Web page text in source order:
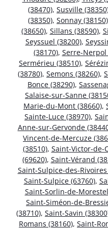
(38470), Susville
(38350), Sonnay (38150)
(38650), Sillans (38590),
Seyssuel (38200),
(38170), Serre-Nerpol
Sermérieu (38510),
(38780), Semons (38260),
Bonce (38290),
Salaise-sur-Sanne
Marie-du-Mont (38660),
Sainte-Luce (38970),
Anne-sur-Gervonde
Vincent-de-Mercuze
(38510), Saint-Victor-de-
(69620), Saint-Vérand
Saint-Sulpice-des-Rivoires
Saint-Sulpice (63760),
Saint-Sorlin-de-
Saint-Siméon-de-
(38710), Saint-Savin
Romans (38160), Saint-